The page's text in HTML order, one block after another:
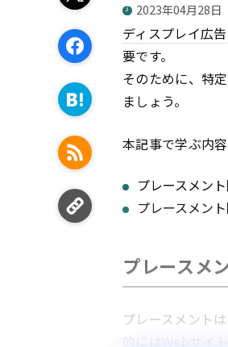
2023年04月28日
ディスプレイ広告
要です。
そのために、特
ましょう。
本記事で学ぶ内容
プレースメン
プレースメン
プレースメ
プレースメントは